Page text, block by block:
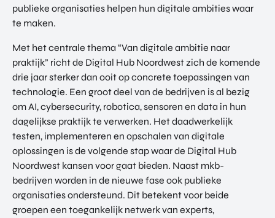
publieke organisaties helpen hun digitale ambities waar
te maken.
Met het centrale thema “Van digitale ambitie naar
praktijk” richt de Digital Hub Noordwest zich de komende
drie jaar sterker dan ooit op concrete toepassingen van
technologie. Een groot deel van de bedrijven is al bezig
om AI, cybersecurity, robotica, sensoren en data in hun
dagelijkse praktijk te verwerken. Het daadwerkelijk
testen, implementeren en opschalen van digitale
oplossingen is de volgende stap waar de Digital Hub
Noordwest kansen voor gaat bieden. Naast mkb-
bedrijven worden in de nieuwe fase ook publieke
organisaties ondersteund. Dit betekent voor beide
groepen een toegankelijk netwerk van experts,